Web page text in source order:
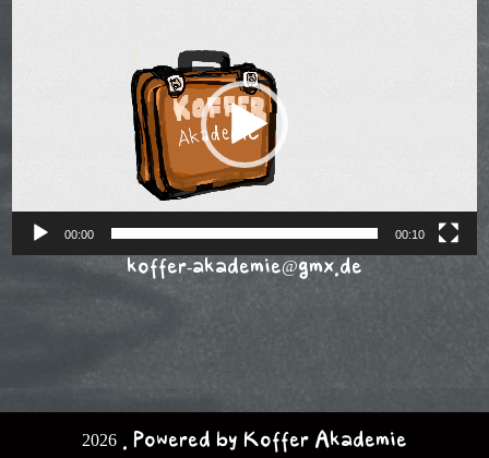
00:00 00:10
koffer-akademie@gmx.de
2026 . Powered by Koffer Akademie